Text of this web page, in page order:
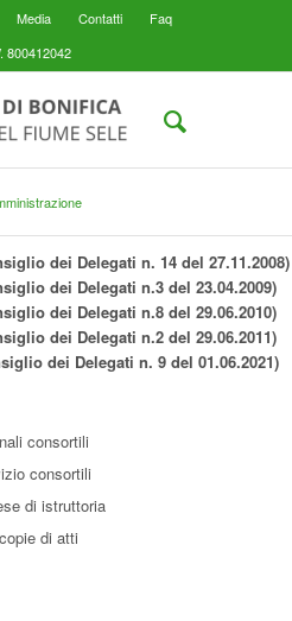
Media Contatti
Faq
800412042
dei Delegati n. 14 del 27.11.2008)
dei Delegati n.3 del 23.04.2009)
dei Delegati n.8 del 29.06.2010)
dei Delegati n.2 del 29.06.2011)
dei Delegati n. 9 del 01.06.2021)
consortili
consortili
di istruttoria
di atti